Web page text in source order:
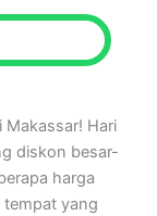
Makassar! Hari
diskon besar-
harga
tempat yang